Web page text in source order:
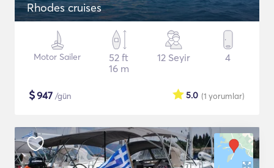
Rhodes cruises
Motor Sailer
52 ft
16 m
12 Seyir 4
$947 /gün (1 yorumlar)
5.0